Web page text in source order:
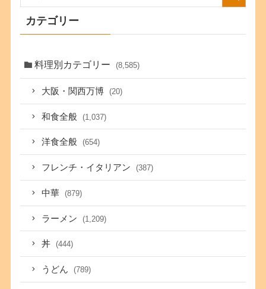
カテゴリー
料理別カテゴリー (8,585)
大阪・関西万博 (20)
和食全般 (1,037)
洋食全般 (654)
フレンチ・イタリアン (387)
中華 (879)
ラーメン (1,209)
丼 (444)
うどん (789)